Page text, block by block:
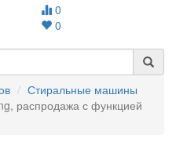
0
0
Стиральные машины
распродажа с функцией